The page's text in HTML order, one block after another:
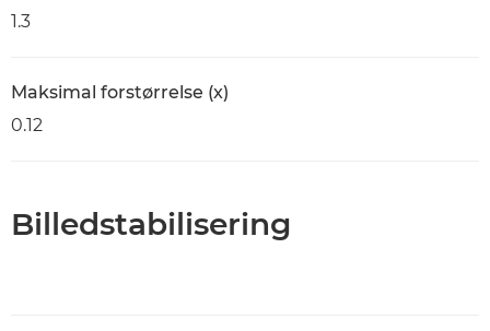
1.3
Maksimal forstørrelse (x)
0.12
Billedstabilisering